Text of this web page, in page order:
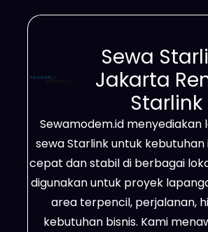
mampu mendukung
hingga penggunaan
dengan lebih
jangkauannya
terpencil, lokasi
lemah, sampai
memiliki jaringan
Berkat…
Sewa
Jakarta
Starlink
Sewamodem.id menyediakan
sewa Starlink untuk
cepat dan stabil di berbagai
digunakan untuk proyek
area terpencil, perjalanan,
kebutuhan bisnis. Kami